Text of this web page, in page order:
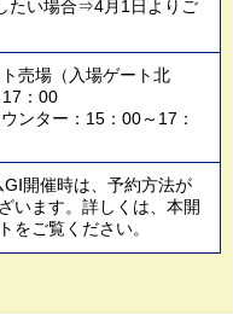
たい場合⇒4月1日よりご
売場（入場ゲート北
：00
ンター：15：00～17：
開催時は、予約方法が
います。詳しくは、本開
をご覧ください。